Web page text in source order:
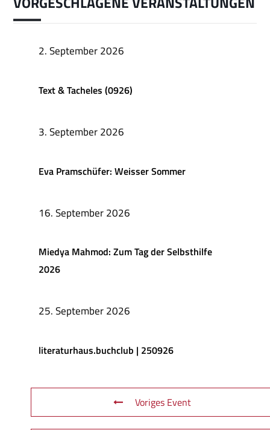
2. September 2026
Text & Tacheles (0926)
3. September 2026
Eva Pramschüfer: Weisser Sommer
16. September 2026
Miedya Mahmod: Zum Tag der Selbsthilfe
2026
25. September 2026
literaturhaus.buchclub | 250926
Voriges Event